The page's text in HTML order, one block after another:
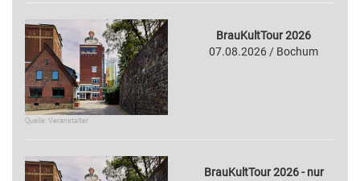
Quelle: Veranstalter
BrauKultTour 2026
07.08.2026 / Bochum
BrauKultTour 2026 - nur